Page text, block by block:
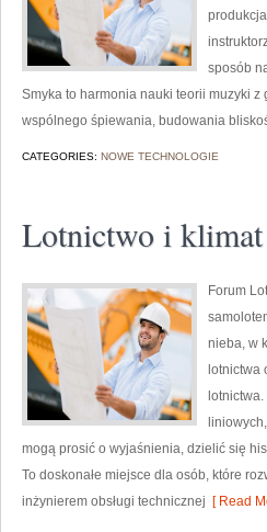
sposób
Smyka to harmonia nauki teorii muzyki
wspólnego śpiewania, budowania
CATEGORIES: NOWE TECHNOLOGIE
Lotnictwo i klimat
Forum
nieba, w
lotnictwa
mogą prosić o wyjaśnienia, dzielić się
To doskonałe miejsce dla osób, które
inżynierem obsługi technicznej [ Read